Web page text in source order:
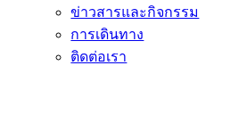
ข่าวสารและกิจกรรม
การเดินทาง
ติดต่อเรา